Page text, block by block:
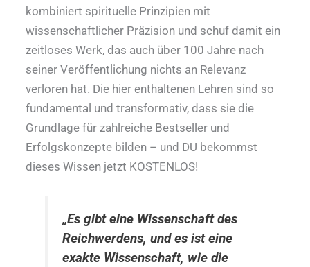
kombiniert spirituelle Prinzipien mit
wissenschaftlicher Präzision und schuf damit ein
zeitloses Werk, das auch über 100 Jahre nach
seiner Veröffentlichung nichts an Relevanz
verloren hat. Die hier enthaltenen Lehren sind so
fundamental und transformativ, dass sie die
Grundlage für zahlreiche Bestseller und
Erfolgskonzepte bilden – und DU bekommst
dieses Wissen jetzt KOSTENLOS!
„Es gibt eine Wissenschaft des
Reichwerdens, und es ist eine
exakte Wissenschaft, wie die